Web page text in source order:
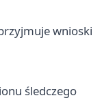
wnioski
śledczego